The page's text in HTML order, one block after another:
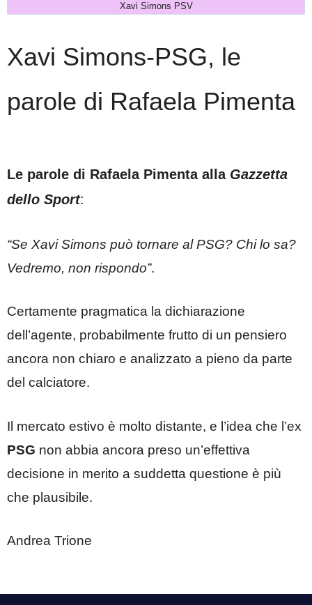
Xavi Simons PSV
Xavi Simons-PSG, le
parole di Rafaela Pimenta
Le parole di Rafaela Pimenta alla Gazzetta
dello Sport:
“Se Xavi Simons può tornare al PSG? Chi lo sa?
Vedremo, non rispondo”.
Certamente pragmatica la dichiarazione
dell’agente, probabilmente frutto di un pensiero
ancora non chiaro e analizzato a pieno da parte
del calciatore.
Il mercato estivo è molto distante, e l’idea che l’ex
PSG non abbia ancora preso un’effettiva
decisione in merito a suddetta questione è più
che plausibile.
Andrea Trione